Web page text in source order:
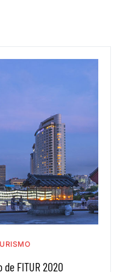
FITUR 2020